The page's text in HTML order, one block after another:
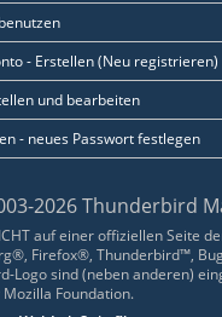
- Erstellen (Neu registrieren)
und bearbeiten
- neues Passwort festlegen
2026 Thunderbird
auf einer offiziellen Seite
Firefox®, Thunderbird™,
Logo sind (neben anderen)
Foundation.